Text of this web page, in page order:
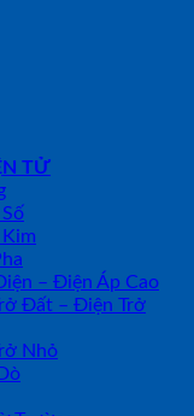
TỬ
– Điện Áp Cao
Đất – Điện Trở
Nhỏ